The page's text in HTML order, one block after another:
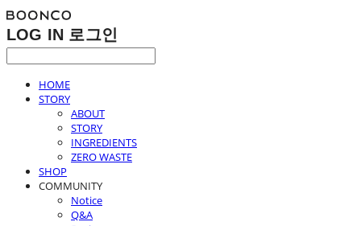
LOG IN 로그인
HOME
STORY
ABOUT
STORY
INGREDIENTS
ZERO WASTE
SHOP
COMMUNITY
Notice
Q&A